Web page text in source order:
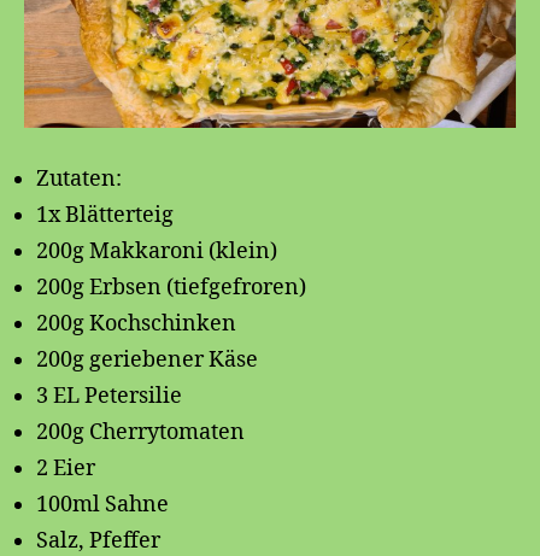
Zutaten:
1x Blätterteig
200g Makkaroni (klein)
200g Erbsen (tiefgefroren)
200g Kochschinken
200g geriebener Käse
3 EL Petersilie
200g Cherrytomaten
2 Eier
100ml Sahne
Salz, Pfeffer